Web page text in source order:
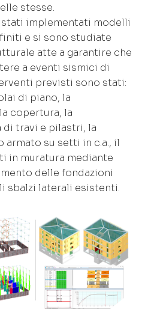
stesse.
implementati modelli
e si sono studiate
atte a garantire che
a eventi sismici di
previsti sono stati:
di piano, la
copertura, la
travi e pilastri, la
armato su setti in c.a., il
in muratura mediante
delle fondazioni
sbalzi laterali esistenti.